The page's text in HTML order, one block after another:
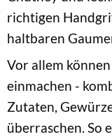
richtigen
haltbaren
Vor allem
einmachen -
Zutaten,
überraschen. So